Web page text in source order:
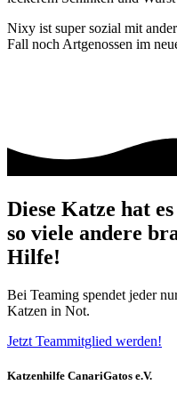
Nixy ist super sozial mit
Fall noch Artgenossen im
Diese Katze hat
so viele andere
Hilfe!
Bei Teaming spendet jeder
Katzen in Not.
Jetzt Teammitglied werden!
Katzenhilfe CanariGatos e.V.